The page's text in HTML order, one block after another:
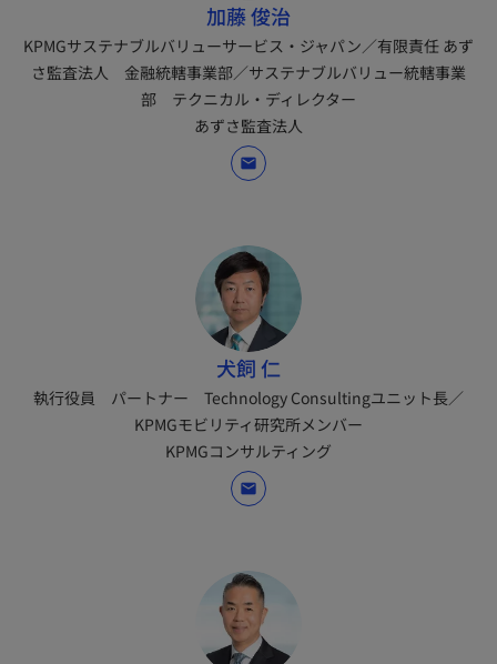
加藤 俊治
KPMGサステナブルバリューサービス・ジャパン／有限責任 あず
さ監査法人 金融統轄事業部／サステナブルバリュー統轄事業
部 テクニカル・ディレクター
あずさ監査法人
mail
犬飼 仁
執行役員 パートナー Technology Consultingユニット長／
KPMGモビリティ研究所メンバー
KPMGコンサルティング
mail